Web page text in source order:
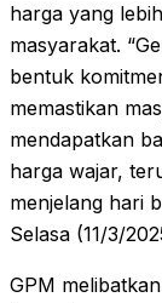
harga yang
masyarakat.
bentuk
memastikan
mendapatkan
harga wajar,
menjelang hari
Selasa (11/3/
GPM